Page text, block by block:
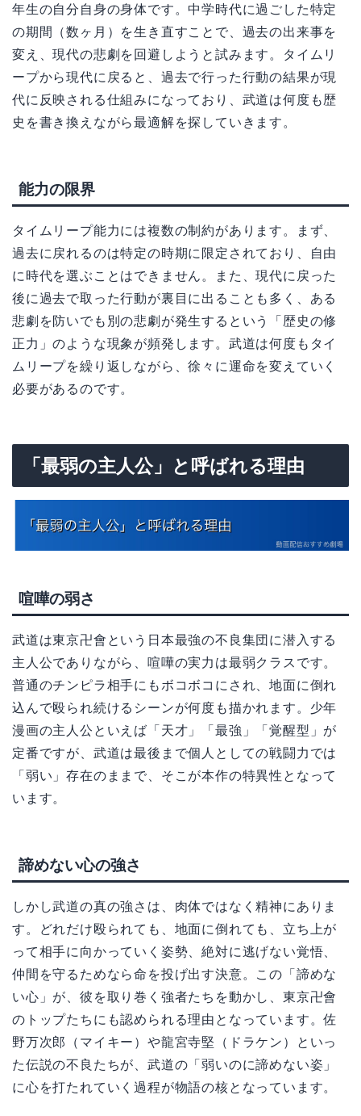
年生の自分自身の身体です。中学時代に過ごした特定
の期間（数ヶ月）を生き直すことで、過去の出来事を
変え、現代の悲劇を回避しようと試みます。タイムリ
ープから現代に戻ると、過去で行った行動の結果が現
代に反映される仕組みになっており、武道は何度も歴
史を書き換えながら最適解を探していきます。
能力の限界
タイムリープ能力には複数の制約があります。まず、
過去に戻れるのは特定の時期に限定されており、自由
に時代を選ぶことはできません。また、現代に戻った
後に過去で取った行動が裏目に出ることも多く、ある
悲劇を防いでも別の悲劇が発生するという「歴史の修
正力」のような現象が頻発します。武道は何度もタイ
ムリープを繰り返しながら、徐々に運命を変えていく
必要があるのです。
「最弱の主人公」と呼ばれる理由
喧嘩の弱さ
武道は東京卍會という日本最強の不良集団に潜入する
主人公でありながら、喧嘩の実力は最弱クラスです。
普通のチンピラ相手にもボコボコにされ、地面に倒れ
込んで殴られ続けるシーンが何度も描かれます。少年
漫画の主人公といえば「天才」「最強」「覚醒型」が
定番ですが、武道は最後まで個人としての戦闘力では
「弱い」存在のままで、そこが本作の特異性となって
います。
諦めない心の強さ
しかし武道の真の強さは、肉体ではなく精神にありま
す。どれだけ殴られても、地面に倒れても、立ち上が
って相手に向かっていく姿勢、絶対に逃げない覚悟、
仲間を守るためなら命を投げ出す決意。この「諦めな
い心」が、彼を取り巻く強者たちを動かし、東京卍會
のトップたちにも認められる理由となっています。佐
野万次郎（マイキー）や龍宮寺堅（ドラケン）といっ
た伝説の不良たちが、武道の「弱いのに諦めない姿」
に心を打たれていく過程が物語の核となっています。